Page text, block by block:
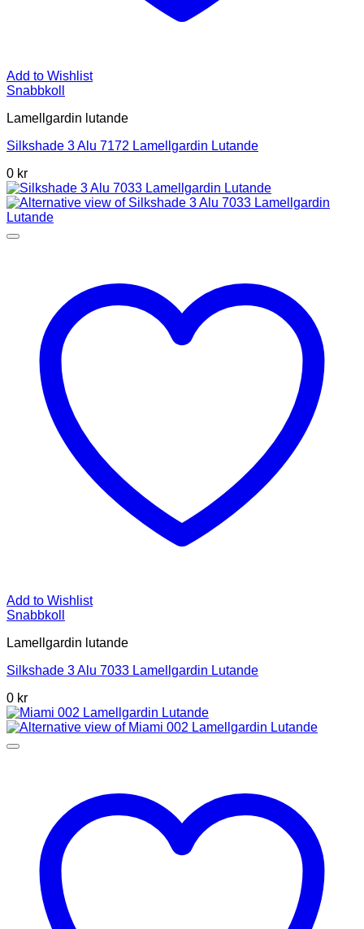
Add to Wishlist
Snabbkoll
Lamellgardin lutande
Silkshade 3 Alu 7172 Lamellgardin Lutande
0 kr
Add to Wishlist
Snabbkoll
Lamellgardin lutande
Silkshade 3 Alu 7033 Lamellgardin Lutande
0 kr